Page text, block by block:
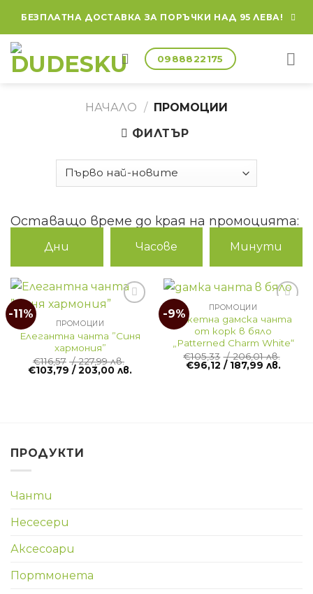
БЕЗПЛАТНА ДОСТАВКА ЗА ПОРЪЧКИ НАД 95 ЛЕВА!
0988822175
НАЧАЛО / ПРОМОЦИИ
ФИЛТЪР
Оставащо време до края на промоцията:
Дни Часове Минути
-11%
ПРОМОЦИИ
Елегантна чанта ”Синя
хармония”
€116,57 / 227,99 лв.
€103,79 / 203,00 лв.
-9% ПРОМОЦИИ
Кокетна дамска чанта
от корк в бяло
„Patterned Charm White“
€105,33 / 206,01 лв.
€96,12 / 187,99 лв.
ПРОДУКТИ
Чанти
Несесери
Аксесоари
Портмонета